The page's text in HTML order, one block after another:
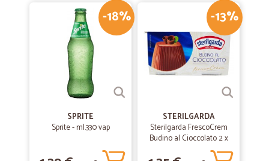
-18%
SPRITE
Sprite - ml.330 vap
-13%
STERILGARDA
Sterilgarda FrescoCrem
Budino al Cioccolato 2 x